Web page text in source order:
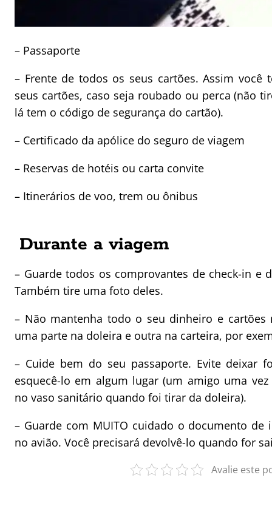
– Passaporte
– Frente de todos os seus cartões. Assim você
seus cartões, caso seja roubado ou perca (não
lá tem o código de segurança do cartão).
– Certificado da apólice do seguro de viagem
– Reservas de hotéis ou carta convite
– Itinerários de voo, trem ou ônibus
Durante a viagem
– Guarde todos os comprovantes de check-in e
Também tire uma foto deles.
– Não mantenha todo o seu dinheiro e cartões
uma parte na doleira e outra na carteira, por
– Cuide bem do seu passaporte. Evite deixar
esquecê-lo em algum lugar (um amigo uma
no vaso sanitário quando foi tirar da doleira).
– Guarde com MUITO cuidado o documento de
no avião. Você precisará devolvê-lo quando for
Avalie este